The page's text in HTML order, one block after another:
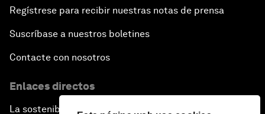
Regístrese para recibir nuestras notas de prensa
Suscríbase a nuestros boletines
Contacte con nosotros
Enlaces directos
La sostenibilidad en el Foro